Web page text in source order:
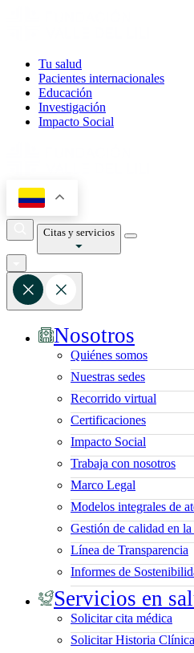
Tu salud
Pacientes internacionales
Educación
Investigación
Impacto Social
Citas y servicios
Nosotros
Quiénes somos
Nuestras sedes
Recorrido virtual
Certificaciones
Impacto Social
Trabaja con nosotros
Marco Legal
Modelos integrales de
Gestión de calidad en
Línea de Transparencia
Informes de
Servicios en
Solicitar cita médica
Solicitar Historia Clínica